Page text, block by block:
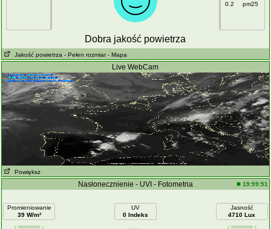
0.2
pm25
Dobra jakość powietrza
Jakość powietrza - Pełen rozmiar- Mapa
Live WebCam
Powiększ
Nasłonecznienie - UVI - Fotometria 19:59:51
Promieniowanie
39 W/m²
UV
0 Indeks
Jasność
4710 Lux